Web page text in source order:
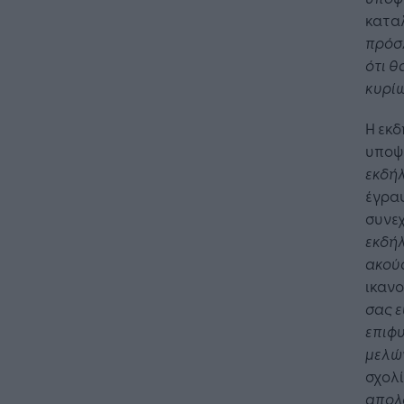
ότι
Η
σας